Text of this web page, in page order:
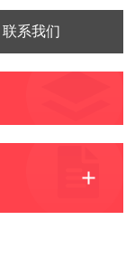
联系我们